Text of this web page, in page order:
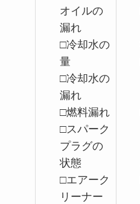
オイルの
漏れ
□冷却水の
量
□冷却水の
漏れ
□燃料漏れ
□スパーク
プラグの
状態
□エアーク
リーナー